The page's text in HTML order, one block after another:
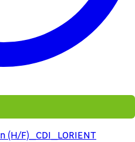
(H/F)_CDI_LORIENT